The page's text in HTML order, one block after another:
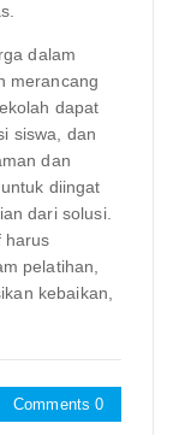
dalam
merancang
dapat
siswa, dan
dan
diingat
dari solusi.
harus
pelatihan,
kebaikan,
Comments 0